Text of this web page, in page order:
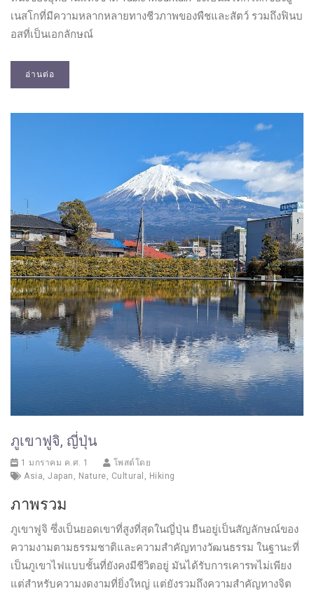
เนสโกที่มีความหลากหลายทางชีวภาพของพืชและสัตว์ รวมถึงฟินบ
อสที่เป็นเอกลักษณ์
อ่านต่อ
ภูเขาฟูจิ, ญี่ปุ่น
1 มกราคม ค.ศ. 1
โพสต์โดย
Asia Japan Nature Cultural Hiking
ภาพรวม
ภูเขาฟูจิ ซึ่งเป็นยอดเขาที่สูงที่สุดในญี่ปุ่น ยืนอยู่เป็นสัญลักษณ์ของ
ความงามตามธรรมชาติและความสำคัญทางวัฒนธรรม ในฐานะที่
เป็นภูเขาไฟแบบชั้นที่ยังคงมีชีวิตอยู่ มันได้รับการเคารพไม่เพียง
แต่สำหรับความงดงามที่ยิ่งใหญ่ แต่ยังรวมถึงความสำคัญทางจิต